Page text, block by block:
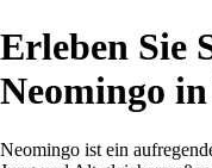
Erleben Sie
Neomingo
Neomingo ist ein